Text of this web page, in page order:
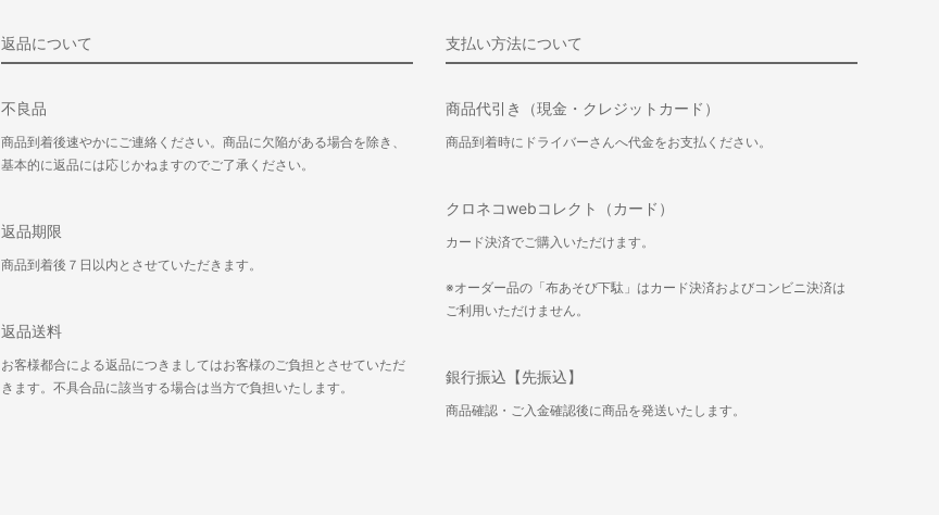
返品について
不良品
商品到着後速やかにご連絡ください。商品に欠陥がある場合を除き、
基本的に返品には応じかねますのでご了承ください。
返品期限
商品到着後７日以内とさせていただきます。
返品送料
お客様都合による返品につきましてはお客様のご負担とさせていただ
きます。不具合品に該当する場合は当方で負担いたします。
支払い方法について
商品代引き（現金・クレジットカード）
商品到着時にドライバーさんへ代金をお支払ください。
クロネコwebコレクト（カード）
カード決済でご購入いただけます。
※オーダー品の「布あそび下駄」はカード決済およびコンビニ決済は
ご利用いただけません。
銀行振込【先振込】
商品確認・ご入金確認後に商品を発送いたします。